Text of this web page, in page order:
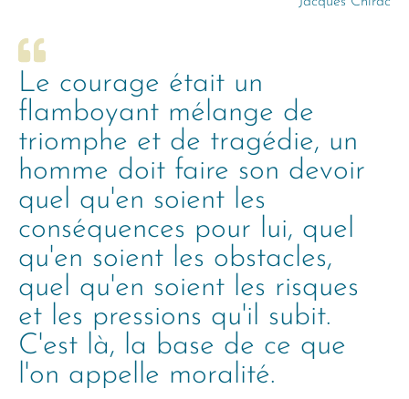
Le courage était un
flamboyant mélange de
triomphe et de tragédie, un
homme doit faire son devoir
quel qu'en soient les
conséquences pour lui, quel
qu'en soient les obstacles,
quel qu'en soient les risques
et les pressions qu'il subit.
C'est là, la base de ce que
l'on appelle moralité.